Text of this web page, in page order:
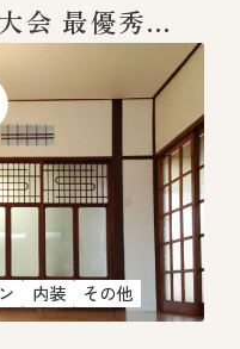
会 最優秀賞
ハウス」
内装 その他